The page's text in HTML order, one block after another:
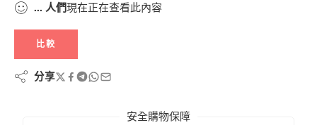
... 人們現在正在查看此內容
比較
分享
安全購物保障